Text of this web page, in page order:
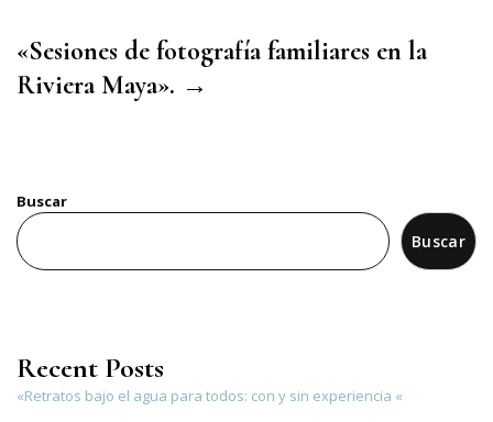
«Sesiones de fotografía familiares en la
Riviera Maya». →
Buscar
Buscar
Recent Posts
«Retratos bajo el agua para todos: con y sin experiencia «